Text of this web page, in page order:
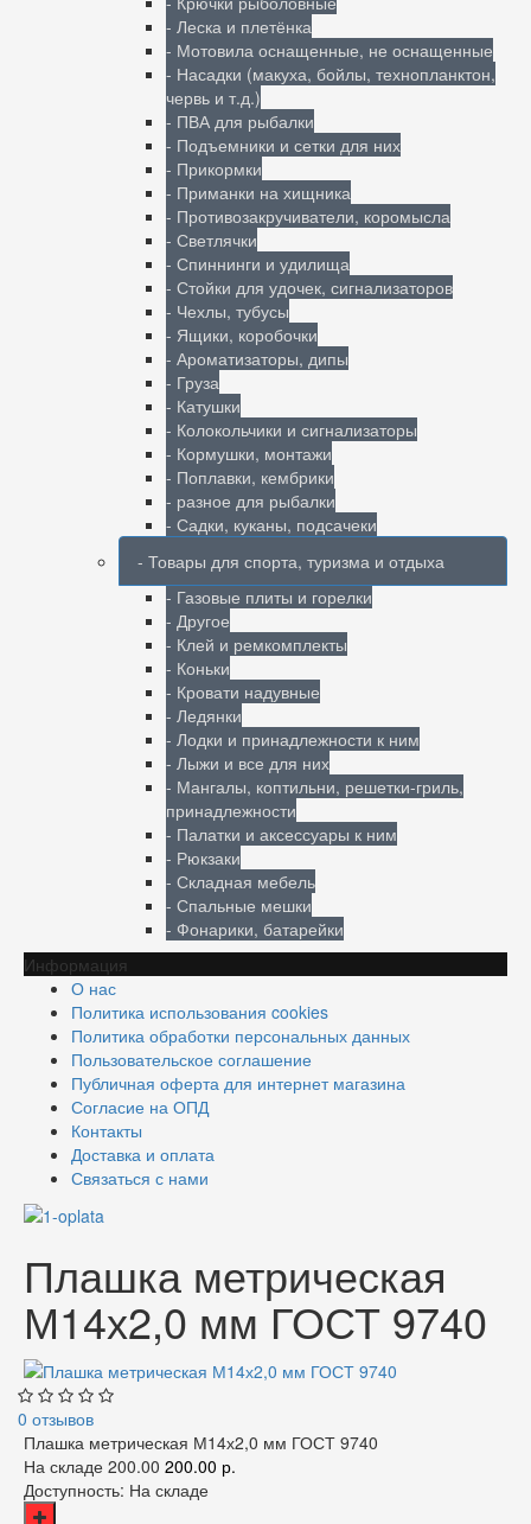
- Леска и плетёнка
- Мотовила оснащенные, не оснащенные
- Насадки (макуха, бойлы, технопланктон,
червь и т.д.)
- ПВА для рыбалки
- Подъемники и сетки для них
- Прикормки
- Приманки на хищника
- Противозакручиватели, коромысла
- Светлячки
- Спиннинги и удилища
- Стойки для удочек, сигнализаторов
- Чехлы, тубусы
- Ящики, коробочки
- Ароматизаторы, дипы
- Груза
- Катушки
- Колокольчики и сигнализаторы
- Кормушки, монтажи
- Поплавки, кембрики
- разное для рыбалки
- Садки, куканы, подсачеки
- Товары для спорта, туризма и отдыха
- Газовые плиты и горелки
- Другое
- Клей и ремкомплекты
- Коньки
- Кровати надувные
- Ледянки
- Лодки и принадлежности к ним
- Лыжи и все для них
- Мангалы, коптильни, решетки-гриль,
принадлежности
- Палатки и аксессуары к ним
- Рюкзаки
- Складная мебель
- Спальные мешки
- Фонарики, батарейки
Информация
О нас
Политика использования cookies
Политика обработки персональных данных
Пользовательское соглашение
Публичная оферта для интернет магазина
Согласие на ОПД
Контакты
Доставка и оплата
Связаться с нами
Плашка метрическая
М14х2,0 мм ГОСТ 9740
0 отзывов
Плашка метрическая М14х2,0 мм ГОСТ 9740
На складе 200.00 200.00 р.
Доступность: На складе